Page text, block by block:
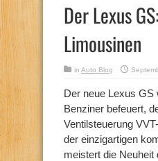
Der Lexus
Limousinen
in Auto Blog
Der neue Lexus GS
Benziner befeuert,
Ventilsteuerung
der einzigartigen
meistert die